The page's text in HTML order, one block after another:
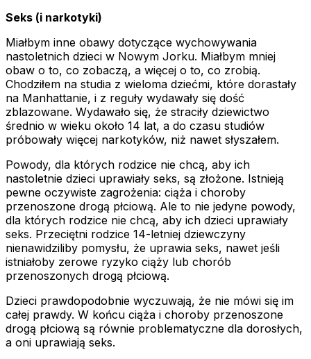
Seks (i narkotyki)
Miałbym inne obawy dotyczące wychowywania
nastoletnich dzieci w Nowym Jorku. Miałbym mniej
obaw o to, co zobaczą, a więcej o to, co zrobią.
Chodziłem na studia z wieloma dziećmi, które dorastały
na Manhattanie, i z reguły wydawały się dość
zblazowane. Wydawało się, że straciły dziewictwo
średnio w wieku około 14 lat, a do czasu studiów
próbowały więcej narkotyków, niż nawet słyszałem.
Powody, dla których rodzice nie chcą, aby ich
nastoletnie dzieci uprawiały seks, są złożone. Istnieją
pewne oczywiste zagrożenia: ciąża i choroby
przenoszone drogą płciową. Ale to nie jedyne powody,
dla których rodzice nie chcą, aby ich dzieci uprawiały
seks. Przeciętni rodzice 14-letniej dziewczyny
nienawidziliby pomysłu, że uprawia seks, nawet jeśli
istniałoby zerowe ryzyko ciąży lub chorób
przenoszonych drogą płciową.
Dzieci prawdopodobnie wyczuwają, że nie mówi się im
całej prawdy. W końcu ciąża i choroby przenoszone
drogą płciową są równie problematyczne dla dorosłych,
a oni uprawiają seks.